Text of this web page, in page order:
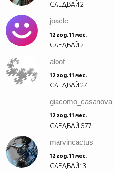
СЛЕДВАЙ2
joacle
12 год. 11 мес.
СЛЕДВАЙ2
aloof
12 год. 11 мес.
СЛЕДВАЙ27
giacomo_casanova
12 год. 11 мес.
СЛЕДВАЙ 677
marvincactus
12 год. 11 мес.
СЛЕДВАЙ13